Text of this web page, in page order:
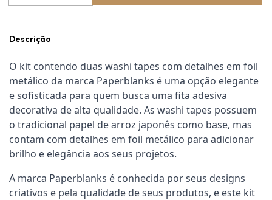
Descrição
O kit contendo duas washi tapes com detalhes em foil
metálico da marca Paperblanks é uma opção elegante
e sofisticada para quem busca uma fita adesiva
decorativa de alta qualidade. As washi tapes possuem
o tradicional papel de arroz japonês como base, mas
contam com detalhes em foil metálico para adicionar
brilho e elegância aos seus projetos.
A marca Paperblanks é conhecida por seus designs
criativos e pela qualidade de seus produtos, e este kit